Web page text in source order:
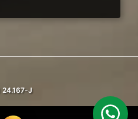
24.167-J